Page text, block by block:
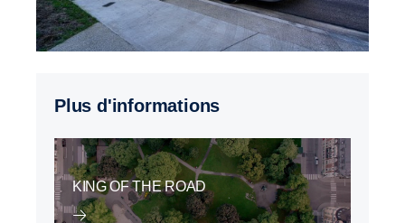
Plus d'informations
KING OF THE ROAD